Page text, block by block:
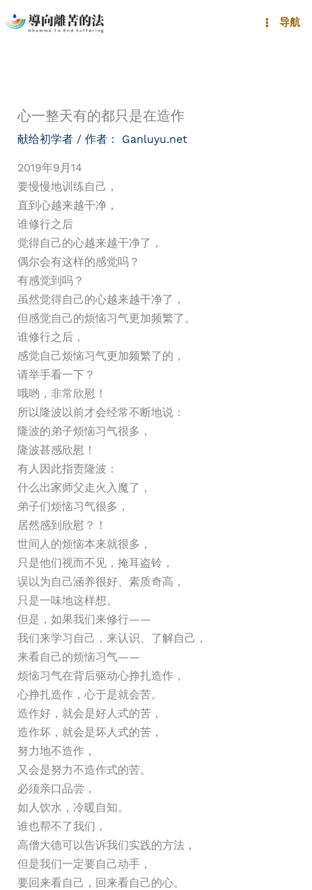
至
导航
心一整天有的都只是在造作
献给初学者/ 作者： Ganluyu.net
2019年9月14
要慢慢地训练自己，
直到心越来越干净，
谁修行之后
觉得自己的心越来越干净了，
偶尔会有这样的感觉吗？
有感觉到吗？
虽然觉得自己的心越来越干净了，
但感觉自己的烦恼习气更加频繁了。
谁修行之后，
感觉自己烦恼习气更加频繁了的，
请举手看一下？
哦哟，非常欣慰！
所以隆波以前才会经常不断地说：
隆波的弟子烦恼习气很多，
隆波甚感欣慰！
有人因此指责隆波：
什么出家师父走火入魔了，
弟子们烦恼习气很多，
居然感到欣慰？！
世间人的烦恼本来就很多，
只是他们视而不见，掩耳盗铃，
误以为自己涵养很好、素质奇高，
只是一味地这样想。
但是，如果我们来修行——
我们来学习自己，来认识、了解自己，
来看自己的烦恼习气——
烦恼习气在背后驱动心挣扎造作，
心挣扎造作，心于是就会苦。
造作好，就会是好人式的苦，
造作坏，就会是坏人式的苦，
努力地不造作，
又会是努力不造作式的苦。
必须亲口品尝，
如人饮水，冷暖自知。
谁也帮不了我们，
高僧大德可以告诉我们实践的方法，
但是我们一定要自己动手，
要回来看自己，回来看自己的心。